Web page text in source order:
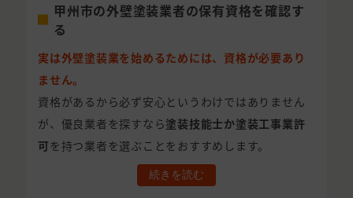
甲州市の外壁塗装業者の保有資格を確認す
る
実は外壁塗装業を始めるためには、資格が必要あり
ません。
資格があるから必ず安心というわけではありません
が、優良業者を探すなら塗装技能士か塗装工事業許
可 を持つ業者を選ぶことをおすすめします。
続きを読む